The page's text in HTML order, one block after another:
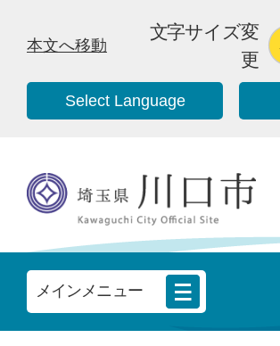
本文へ移動
文字サイズ変
更
Select Language
メインメニュー